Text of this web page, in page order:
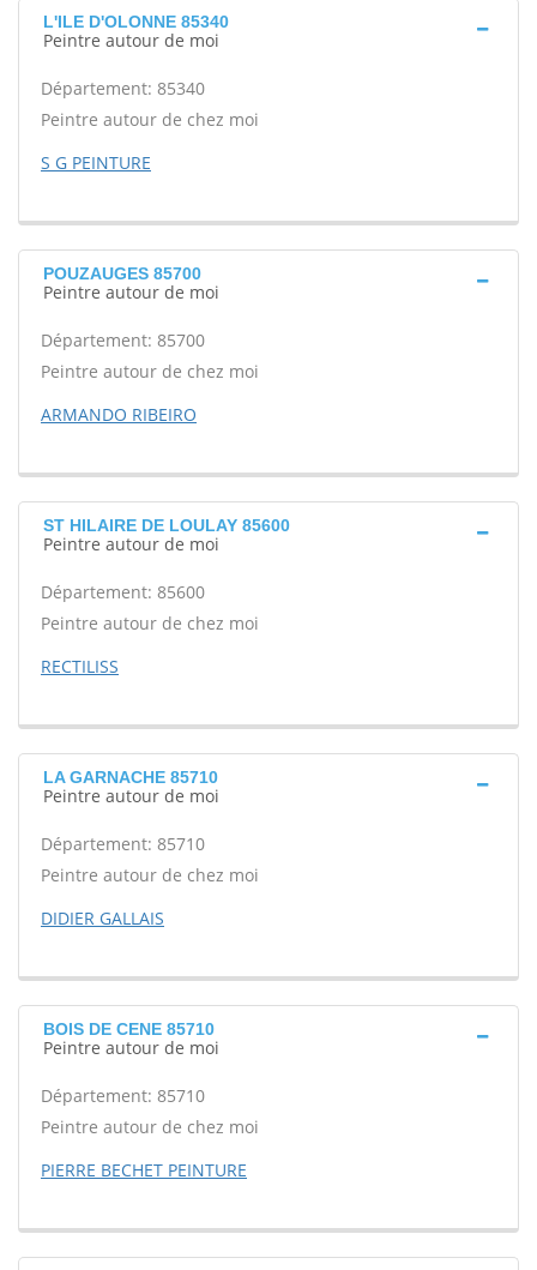
L'ILE D'OLONNE 85340
Peintre autour de moi
Département: 85340
Peintre autour de chez moi
S G PEINTURE
POUZAUGES 85700
Peintre autour de moi
Département: 85700
Peintre autour de chez moi
ARMANDO RIBEIRO
ST HILAIRE DE LOULAY 85600
Peintre autour de moi
Département: 85600
Peintre autour de chez moi
RECTILISS
LA GARNACHE 85710
Peintre autour de moi
Département: 85710
Peintre autour de chez moi
DIDIER GALLAIS
BOIS DE CENE 85710
Peintre autour de moi
Département: 85710
Peintre autour de chez moi
PIERRE BECHET PEINTURE